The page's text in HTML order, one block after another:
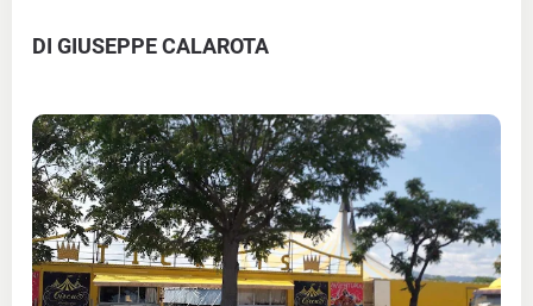
DI GIUSEPPE CALAROTA